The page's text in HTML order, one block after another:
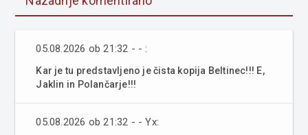
05.08.2026 ob 21:32 - - :
Kar je tu predstavljeno je čista kopija Beltinec!!! E,
Jaklin in Polančarje!!!
05.08.2026 ob 21:32 - - Yx: